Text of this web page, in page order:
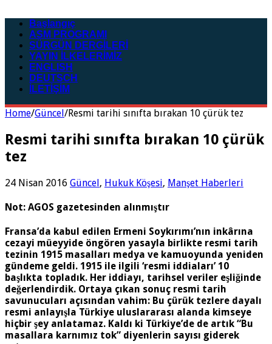
Başlangıç
ASM PROGRAMI
SÜRGÜN DERGİLERİ
YAYIN İLKELERİMİZ
ENGLISH
DEUTSCH
İLETİŞİM
Home/Güncel/Resmi tarihi sınıfta bırakan 10 çürük tez
Resmi tarihi sınıfta bırakan 10 çürük
tez
24 Nisan 2016 Güncel, Hukuk Köşesi, Manşet Haberleri
Not: AGOS gazetesinden alınmıştır
Fransa’da kabul edilen Ermeni Soykırımı’nın inkârına
cezayi müeyyide öngören yasayla birlikte resmi tarih
tezinin 1915 masalları medya ve kamuoyunda yeniden
gündeme geldi. 1915 ile ilgili ‘resmi iddiaları’ 10
başlıkta topladık. Her iddiayı, tarihsel veriler eşliğinde
değerlendirdik. Ortaya çıkan sonuç resmi tarih
savunucuları açısından vahim: Bu çürük tezlere dayalı
resmi anlayışla Türkiye uluslararası alanda kimseye
hiçbir şey anlatamaz. Kaldı ki Türkiye’de de artık “Bu
masallara karnımız tok” diyenlerin sayısı giderek